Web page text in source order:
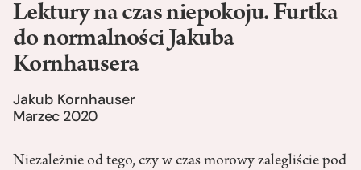
Lektury na czas niepokoju. Furtka
do normalności Jakuba
Kornhausera
Jakub Kornhauser
Marzec 2020
Niezależnie od tego, czy w czas morowy zalegliście pod